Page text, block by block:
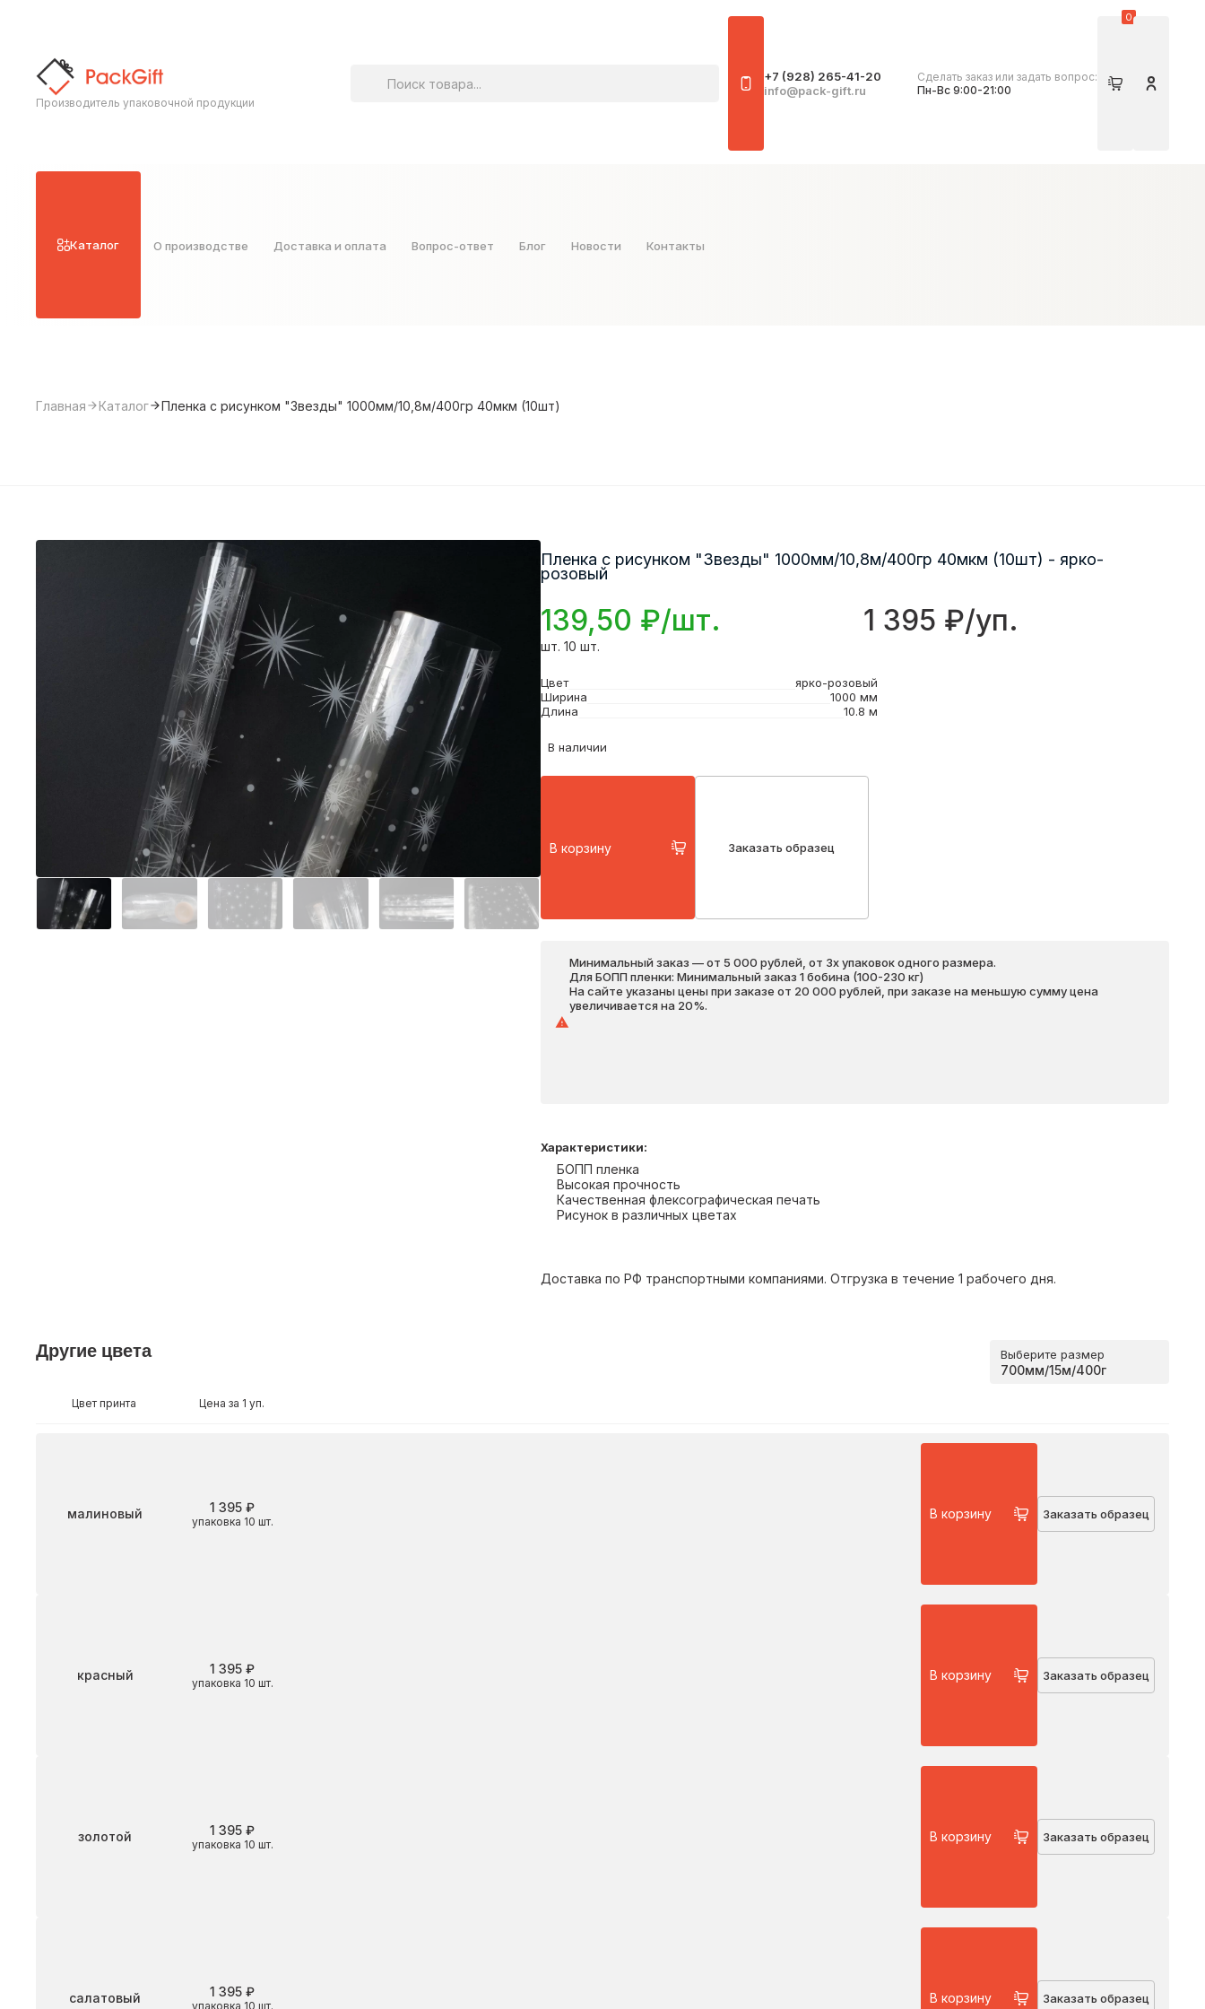
Производитель упаковочной продукции
+7 (928) 265-41-20
info@pack-gift.ru
Сделать заказ или задать вопрос:
Пн-Вс 9:00-21:00
Корзина
0
Личный
Каталог О производстве Доставка и оплата Вопрос-ответ Блог Новости Контакты
Главная Каталог Пленка с рисунком "Звезды" 1000мм/10,8м/400гр 40мкм (10шт)
Пленка с рисунком "Звезды" 1000мм/10,8м/400гр 40мкм (10шт) - ярко-
розовый
139,50 ₽/шт. 1 395 ₽/уп.
шт. 10 шт.
Цвет
ярко-розовый
Ширина
1000 мм
Длина
10.8 м
В наличии
В корзину Заказать образец
Минимальный заказ — от 5 000 рублей, от 3х упаковок одного размера.
Для БОПП пленки: Минимальный заказ 1 бобина (100-230 кг)
На сайте указаны цены при заказе от 20 000 рублей, при заказе на меньшую сумму цена
увеличивается на 20%.
Характеристики:
БОПП пленка
Высокая прочность
Качественная флексографическая печать
Рисунок в различных цветах
Доставка по РФ транспортными компаниями. Отгрузка в течение 1 рабочего дня.
Другие цвета Выберите размер
Цвет принта Цена за 1 уп.
Цветмалиновый упаковка 10 шт.
1 395 ₽ В корзину Заказать образец
красный упаковка 10 шт.
1 395 ₽ В корзину Заказать образец
золотой упаковка 10 шт.
1 395 ₽ В корзину Заказать образец
салатовый упаковка 10 шт.
1 395 ₽ В корзину Заказать образец